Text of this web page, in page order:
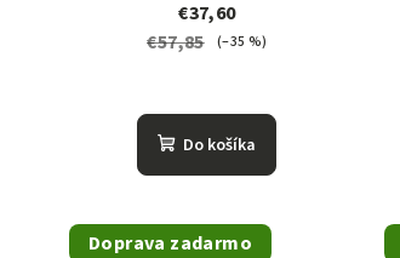
€37,60
€57,85
(–35 %)
Do košíka
Doprava zadarmo